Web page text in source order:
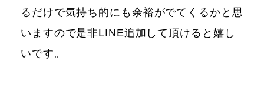
るだけで気持ち的にも余裕がでてくるかと思
いますので是非LINE追加して頂けると嬉し
いです。